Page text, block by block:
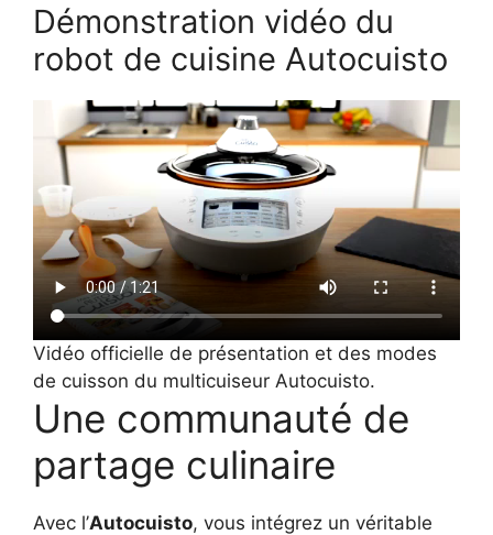
Démonstration vidéo du
robot de cuisine Autocuisto
Vidéo officielle de présentation et des modes
de cuisson du multicuiseur Autocuisto.
Une communauté de
partage culinaire
Avec l’Autocuisto, vous intégrez un véritable